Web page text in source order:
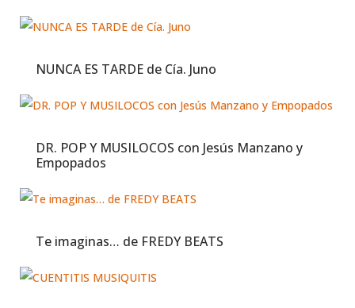
NUNCA ES TARDE de Cía. Juno
DR. POP Y MUSILOCOS con Jesús Manzano y
Empopados
Te imaginas… de FREDY BEATS